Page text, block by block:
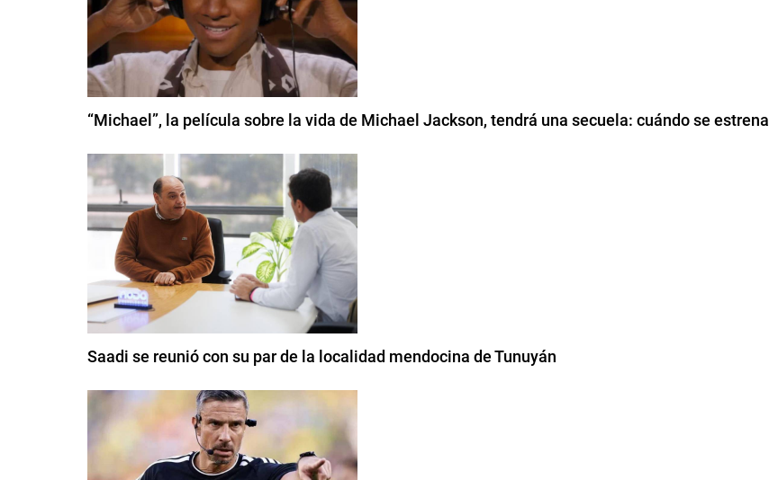
“Michael”, la película sobre la vida de Michael Jackson, tendrá una secuela: cuándo se estrena
Saadi se reunió con su par de la localidad mendocina de Tunuyán